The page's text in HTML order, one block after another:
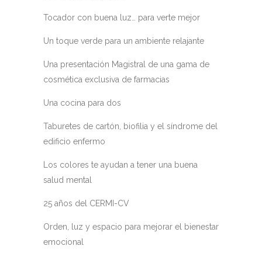
Tocador con buena luz… para verte mejor
Un toque verde para un ambiente relajante
Una presentación Magistral de una gama de
cosmética exclusiva de farmacias
Una cocina para dos
Taburetes de cartón, biofilia y el síndrome del
edificio enfermo
Los colores te ayudan a tener una buena
salud mental
25 años del CERMI-CV
Orden, luz y espacio para mejorar el bienestar
emocional